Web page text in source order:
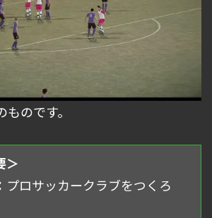
のです。
＞
プロサッカークラブをつくろ